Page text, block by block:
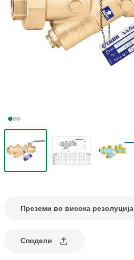
Преземи во висока резолуција
Сподели